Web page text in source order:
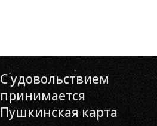
С удовольствием
принимается
Пушкинская карта